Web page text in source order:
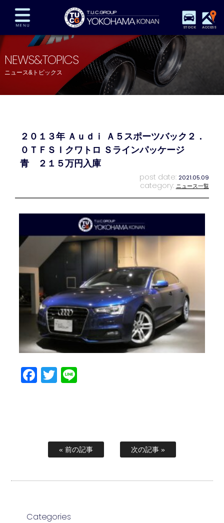
STOCK ACCESS
在庫車両情報 保証&サービス パーツリスト
TUCとは？ 店舗情報 アクセスマップ
全国納車 特別作業 注文販売
プライバシーポリシー スタッフblog 納車blog
NEWS&TOPICS
ニュース&トピックス
２０１３年 Ａｕｄｉ Ａ５スポーツバック２．
０ＴＦＳＩクワトロ Ｓラインパッケージ
青 ２１５万円入庫
post date: 2021.05.09
category: ニュース一覧
Facebook
Twitter
« 前の記事 次の記事 »
Categories